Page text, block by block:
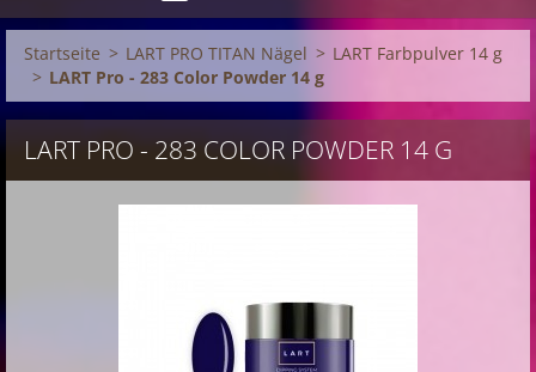
Startseite > LART PRO TITAN Nägel > LART Farbpulver 14 g
> LART Pro - 283 Color Powder 14 g
LART PRO - 283 COLOR POWDER 14 G